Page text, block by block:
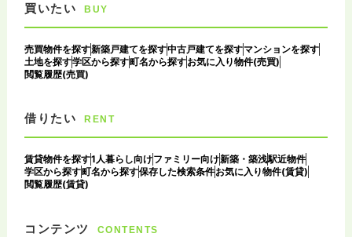
買いたい BUY
売買物件を探す新築戸建てを探す中古戸建てを探すマンションを探す
土地を探す学区から探す町名から探すお気に入り物件(売買)
閲覧履歴(売買)
借りたい RENT
賃貸物件を探す1人暮らし向けファミリー向け新築・築浅駅近物件
学区から探す町名から探す保存した検索条件お気に入り物件(賃貸)
閲覧履歴(賃貸)
コンテンツ CONTENTS